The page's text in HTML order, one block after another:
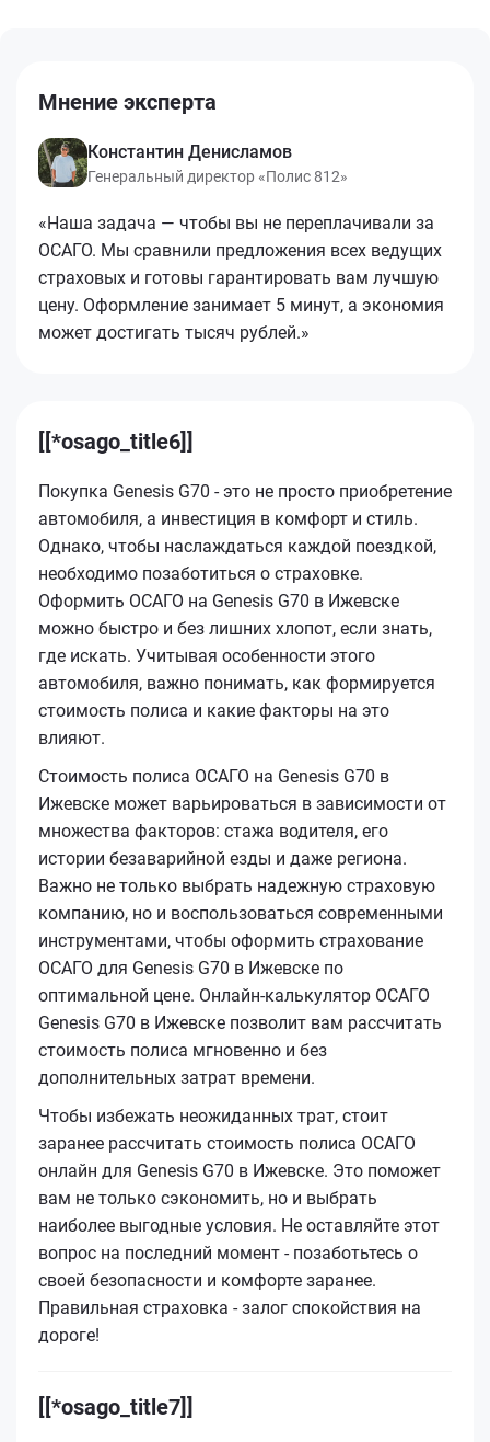
Мнение эксперта
Константин Денисламов
Генеральный директор «Полис 812»
«Наша задача — чтобы вы не переплачивали за
ОСАГО. Мы сравнили предложения всех ведущих
страховых и готовы гарантировать вам лучшую
цену. Оформление занимает 5 минут, а экономия
может достигать тысяч рублей.»
[[*osago_title6]]
Покупка Genesis G70 - это не просто приобретение
автомобиля, а инвестиция в комфорт и стиль.
Однако, чтобы наслаждаться каждой поездкой,
необходимо позаботиться о страховке.
Оформить ОСАГО на Genesis G70 в Ижевске
можно быстро и без лишних хлопот, если знать,
где искать. Учитывая особенности этого
автомобиля, важно понимать, как формируется
стоимость полиса и какие факторы на это
влияют.
Стоимость полиса ОСАГО на Genesis G70 в
Ижевске может варьироваться в зависимости от
множества факторов: стажа водителя, его
истории безаварийной езды и даже региона.
Важно не только выбрать надежную страховую
компанию, но и воспользоваться современными
инструментами, чтобы оформить страхование
ОСАГО для Genesis G70 в Ижевске по
оптимальной цене. Онлайн-калькулятор ОСАГО
Genesis G70 в Ижевске позволит вам рассчитать
стоимость полиса мгновенно и без
дополнительных затрат времени.
Чтобы избежать неожиданных трат, стоит
заранее рассчитать стоимость полиса ОСАГО
онлайн для Genesis G70 в Ижевске. Это поможет
вам не только сэкономить, но и выбрать
наиболее выгодные условия. Не оставляйте этот
вопрос на последний момент - позаботьтесь о
своей безопасности и комфорте заранее.
Правильная страховка - залог спокойствия на
дороге!
[[*osago_title7]]